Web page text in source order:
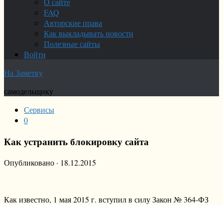
FAQ
Авторские права
Как выкладывать новости
Полезные сайты
Войти
На Заметку
самодельщику
Сервисы
0
Как устранить блокировку сайта
Опубликовано · 18.12.2015
Как известно, 1 мая 2015 г. вступил в силу Закон № 364-ФЗ